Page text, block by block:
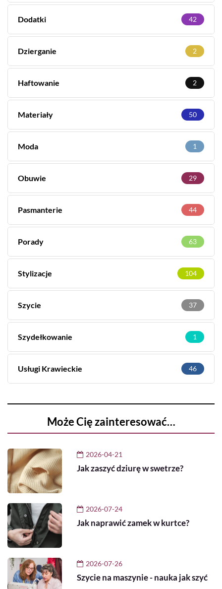
Dodatki 42
Dzierganie 2
Haftowanie 2
Materiały 50
Moda 1
Obuwie 29
Pasmanterie 44
Porady 63
Stylizacje 104
Szycie 37
Szydełkowanie 1
Usługi Krawieckie 46
Może Cię zainteresować…
2026-04-21
Jak zaszyć dziurę w swetrze?
2026-07-24
Jak naprawić zamek w kurtce?
2026-07-26
Szycie na maszynie - nauka jak szyć